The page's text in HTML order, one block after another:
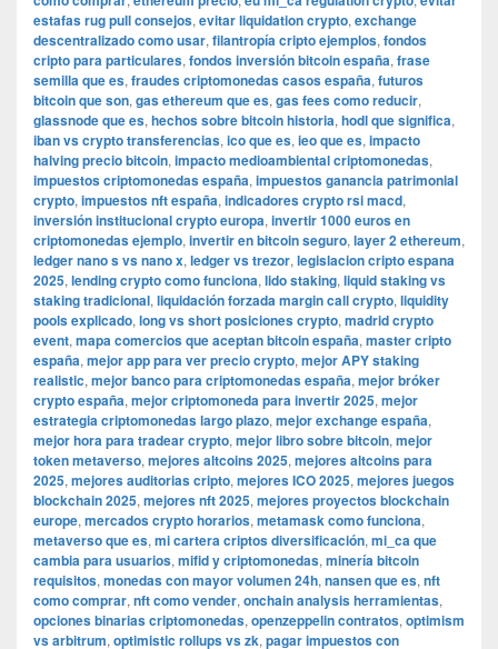
estafas rug pull consejos, evitar liquidation crypto, exchange
descentralizado como usar, filantropía cripto ejemplos, fondos
cripto para particulares, fondos inversión bitcoin españa, frase
semilla que es, fraudes criptomonedas casos españa, futuros
bitcoin que son, gas ethereum que es, gas fees como reducir,
glassnode que es, hechos sobre bitcoin historia, hodl que significa,
iban vs crypto transferencias, ico que es, ieo que es, impacto
halving precio bitcoin, impacto medioambiental criptomonedas,
impuestos criptomonedas españa, impuestos ganancia patrimonial
crypto, impuestos nft españa, indicadores crypto rsi macd,
inversión institucional crypto europa, invertir 1000 euros en
criptomonedas ejemplo, invertir en bitcoin seguro, layer 2 ethereum,
ledger nano s vs nano x, ledger vs trezor, legislacion cripto espana
2025, lending crypto como funciona, lido staking, liquid staking vs
staking tradicional, liquidación forzada margin call crypto, liquidity
pools explicado, long vs short posiciones crypto, madrid crypto
event, mapa comercios que aceptan bitcoin españa, master cripto
españa, mejor app para ver precio crypto, mejor APY staking
realistic, mejor banco para criptomonedas españa, mejor bróker
crypto españa, mejor criptomoneda para invertir 2025, mejor
estrategia criptomonedas largo plazo, mejor exchange españa,
mejor hora para tradear crypto, mejor libro sobre bitcoin, mejor
token metaverso, mejores altcoins 2025, mejores altcoins para
2025, mejores auditorias cripto, mejores ICO 2025, mejores juegos
blockchain 2025, mejores nft 2025, mejores proyectos blockchain
europe, mercados crypto horarios, metamask como funciona,
metaverso que es, mi cartera criptos diversificación, mi_ca que
cambia para usuarios, mifid y criptomonedas, minería bitcoin
requisitos, monedas con mayor volumen 24h, nansen que es, nft
como comprar, nft como vender, onchain analysis herramientas,
opciones binarias criptomonedas, openzeppelin contratos, optimism
vs arbitrum, optimistic rollups vs zk, pagar impuestos con